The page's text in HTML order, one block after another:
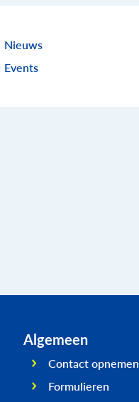
Nieuws
Events
Algemeen
Contact opnemen
Formulieren